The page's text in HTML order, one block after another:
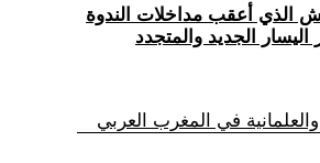
الذي أعقب مداخلات الندوة
اليسار الجديد والمتجدد
في المغرب العربي